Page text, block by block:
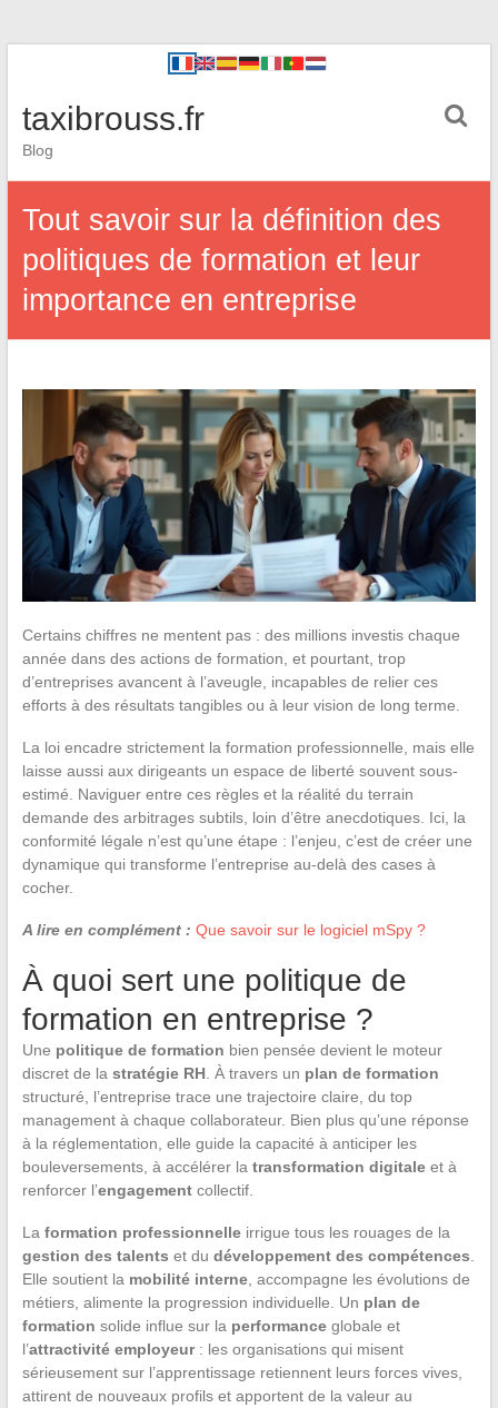
taxibrouss.fr
Blog
Tout savoir sur la définition des
politiques de formation et leur
importance en entreprise
Certains chiffres ne mentent pas : des millions investis chaque
année dans des actions de formation, et pourtant, trop
d’entreprises avancent à l’aveugle, incapables de relier ces
efforts à des résultats tangibles ou à leur vision de long terme.
La loi encadre strictement la formation professionnelle, mais elle
laisse aussi aux dirigeants un espace de liberté souvent sous-
estimé. Naviguer entre ces règles et la réalité du terrain
demande des arbitrages subtils, loin d’être anecdotiques. Ici, la
conformité légale n’est qu’une étape : l’enjeu, c’est de créer une
dynamique qui transforme l’entreprise au-delà des cases à
cocher.
A lire en complément : Que savoir sur le logiciel mSpy ?
À quoi sert une politique de
formation en entreprise ?
Une politique de formation bien pensée devient le moteur
discret de la stratégie RH. À travers un plan de formation
structuré, l’entreprise trace une trajectoire claire, du top
management à chaque collaborateur. Bien plus qu’une réponse
à la réglementation, elle guide la capacité à anticiper les
bouleversements, à accélérer la transformation digitaleet à
renforcer l’engagementcollectif.
La formation professionnelleirrigue tous les rouages de la
gestion des talents et du développement des compétences
Elle soutient la mobilité interne, accompagne les évolutions de
métiers, alimente la progression individuelle. Un plan de
formation solide influe sur la performanceglobale et
l’attractivité employeur: les organisations qui misent
sérieusement sur l’apprentissage retiennent leurs forces vives,
attirent de nouveaux profils et apportent de la valeur au